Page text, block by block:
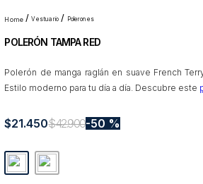
vestuario polerones
POLERÓN TAMPA RED
Polerón de manga raglán en suave French
Estilo moderno para tu día a día. Descubre este
$21.450$42.900 50 %
1.
sweater
2.
chaquetas
3.
camisas
pantalon
5.
chaqueta cuero
7.
chaqueta